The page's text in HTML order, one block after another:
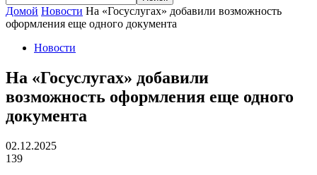
Домой Новости На «Госуслугах» добавили возможность
оформления еще одного документа
Новости
На «Госуслугах» добавили
возможность оформления еще одного
документа
02.12.2025
139